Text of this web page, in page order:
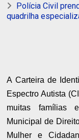
Polícia Civil
quadrilha
A Carteira de
Espectro Autista
muitas famílias
Municipal de
Mulher e